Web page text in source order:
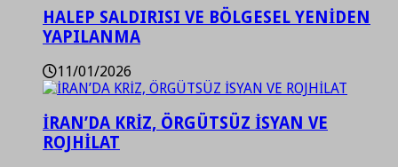
HALEP SALDIRISI VE BÖLGESEL YENİDEN
YAPILANMA
11/01/2026
İRAN’DA KRİZ, ÖRGÜTSÜZ İSYAN VE
ROJHİLAT